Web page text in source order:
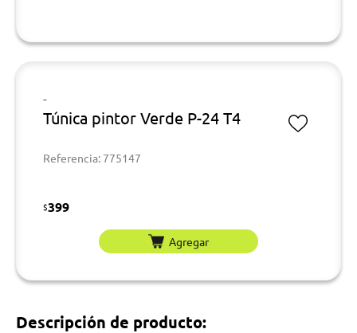
-
Túnica pintor Verde P-24 T4
Referencia: 775147
$399
Agregar
Descripción de producto: